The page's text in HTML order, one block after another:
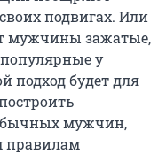
подвигах. Или
мужчины зажатые,
популярные у
подход будет для
мужчин,